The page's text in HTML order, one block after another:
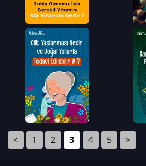
< 1 2 3 4 5 >